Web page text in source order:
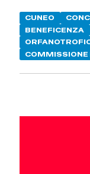
CUNEO
BENEFICENZA
COMMISSIONE